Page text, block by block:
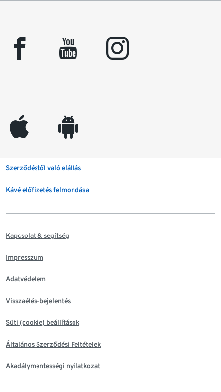
facebook youtube instagram
appleinc android
Szerződéstől való elállás
Kávé előfizetés felmondása
Kapcsolat & segítség
Impresszum
Adatvédelem
Visszaélés-bejelentés
Süti (cookie) beállítások
Általános Szerződési Feltételek
Akadálymentességi nyilatkozat